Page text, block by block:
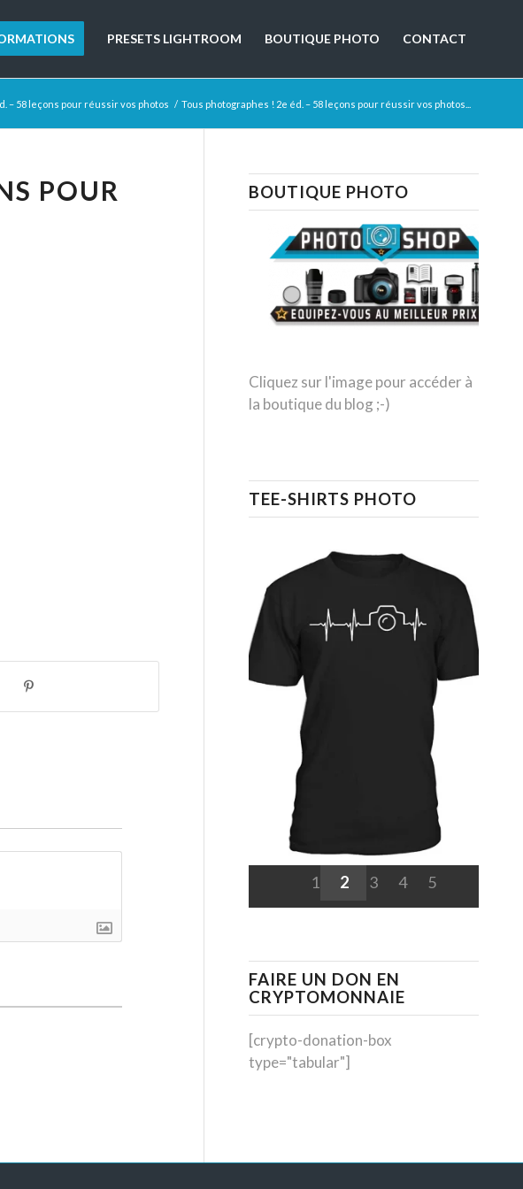
PRESETS LIGHTROOM BOUTIQUE PHOTO CONTACT
– 58 leçons pour réussir vos photos / Tous photographes ! 2e éd. – 58 leçons pour réussir vos photos...
POUR
BOUTIQUE PHOTO
Cliquez sur l'image pour accéder à
la boutique du blog ;-)
TEE-SHIRTS PHOTO
1 2 3 4 5
FAIRE UN DON EN
CRYPTOMONNAIE
[crypto-donation-box
type="tabular"]